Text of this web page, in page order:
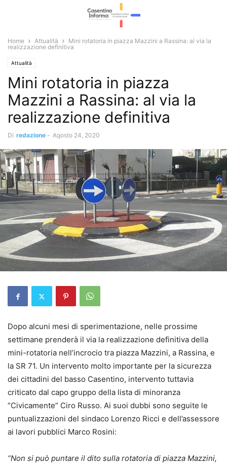
Home Attualità
Mini rotatoria in piazza Mazzini a Rassina: al via la
realizzazione definitiva
Attualità
Mini rotatoria in piazza
Mazzini a Rassina: al via la
realizzazione definitiva
Di redazione - Agosto 24, 2020
Dopo alcuni mesi di sperimentazione, nelle prossime
settimane prenderà il via la realizzazione definitiva della
mini-rotatoria nell’incrocio tra piazza Mazzini, a Rassina, e
la SR 71. Un intervento molto importante per la sicurezza
dei cittadini del basso Casentino, intervento tuttavia
criticato dal capo gruppo della lista di minoranza
“Civicamente” Ciro Russo. Ai suoi dubbi sono seguite le
puntualizzazioni del sindaco Lorenzo Ricci e dell’assessore
ai lavori pubblici Marco Rosini:
“Non si può puntare il dito sulla rotatoria di piazza Mazzini,